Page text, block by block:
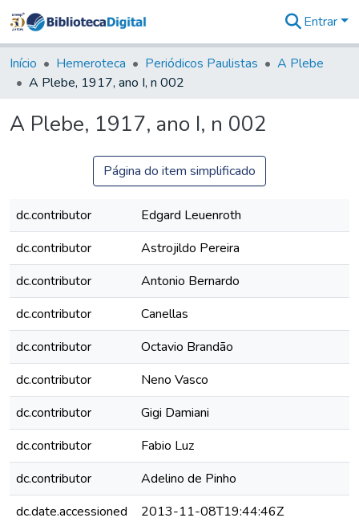
&
Coleções
Tudo na
Digital
Entrar
Início Hemeroteca Periódicos Paulistas
A Plebe
A Plebe, 1917, ano I, n 002
A Plebe, 1917, ano I, n 002
Página do item simplificado
dc.contributor
Edgard Leuenroth
dc.contributor
Astrojildo Pereira
dc.contributor
Antonio Bernardo
dc.contributor
Canellas
dc.contributor
Octavio Brandão
dc.contributor
Neno Vasco
dc.contributor
Gigi Damiani
dc.contributor
Fabio Luz
dc.contributor
Adelino de Pinho
dc.date.accessioned
2013-11-08T19:44:46Z